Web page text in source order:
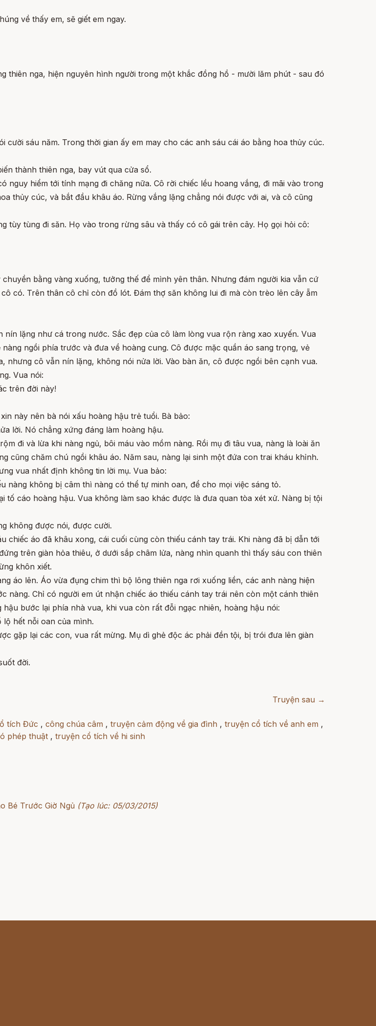
về thấy em, sẽ giết em ngay.
thiên nga, hiện nguyên hình người trong một khắc đồng hồ - mười lăm phút - sau đó
sáu năm. Trong thời gian ấy em may cho các anh sáu cái áo bằng hoa thủy cúc.
thành thiên nga, bay vút qua cửa sổ.
nguy hiểm tới tính mạng đi chăng nữa. Cô rời chiếc lều hoang vắng, đi mãi vào trong
thủy cúc, và bắt đầu khâu áo. Rừng vắng lặng chẳng nói được với ai, và cô cũng
tùy tùng đi săn. Họ vào trong rừng sâu và thấy có cô gái trên cây. Họ gọi hỏi cô:
bằng vàng xuống, tưởng thế để mình yên thân. Nhưng đám người kia vẫn cứ
có. Trên thân cô chỉ còn đồ lót. Đám thợ săn không lui đi mà còn trèo lên cây ẵm
lặng như cá trong nước. Sắc đẹp của cô làm lòng vua rộn ràng xao xuyến. Vua
ngồi phía trước và đưa về hoàng cung. Cô được mặc quần áo sang trọng, vẻ
cô vẫn nín lặng, không nói nửa lời. Vào bàn ăn, cô được ngồi bên cạnh vua.
Vua nói:
trên đời này!
này nên bà nói xấu hoàng hậu trẻ tuổi. Bà bảo:
lời. Nó chẳng xứng đáng làm hoàng hậu.
đi và lừa khi nàng ngủ, bôi máu vào mồm nàng. Rồi mụ đi tâu vua, nàng là loài ăn
cũng chăm chú ngồi khâu áo. Năm sau, nàng lại sinh một đứa con trai kháu khỉnh.
vua nhất định không tin lời mụ. Vua bảo:
nàng không bị câm thì nàng có thể tự minh oan, để cho mọi việc sáng tỏ.
tố cáo hoàng hậu. Vua không làm sao khác được là đưa quan tòa xét xử. Nàng bị tội
không được nói, được cười.
chiếc áo đã khâu xong, cái cuối cùng còn thiếu cánh tay trái. Khi nàng đã bị dẫn tới
trên giàn hỏa thiêu, ở dưới sắp châm lửa, nàng nhìn quanh thì thấy sáu con thiên
khôn xiết.
áo lên. Áo vừa đụng chim thì bộ lông thiên nga rơi xuống liền, các anh nàng hiện
nàng. Chỉ có người em út nhận chiếc áo thiếu cánh tay trái nên còn một cánh thiên
bước lại phía nhà vua, khi vua còn rất đỗi ngạc nhiên, hoàng hậu nói:
hết nỗi oan của mình.
gặp lại các con, vua rất mừng. Mụ dì ghẻ độc ác phải đền tội, bị trói đưa lên giàn
đời.
Truyện sau →
tích Đức , công chúa câm , truyện cảm động về gia đình , truyện cổ tích về anh em ,
phép thuật , truyện cổ tích về hi sinh
Bé Trước Giờ Ngủ (Tạo lúc: 05/03/2015)